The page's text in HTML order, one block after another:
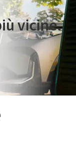
vicine.